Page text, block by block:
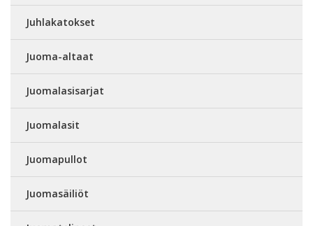
Juhlakatokset
Juoma-altaat
Juomalasisarjat
Juomalasit
Juomapullot
Juomasäiliöt